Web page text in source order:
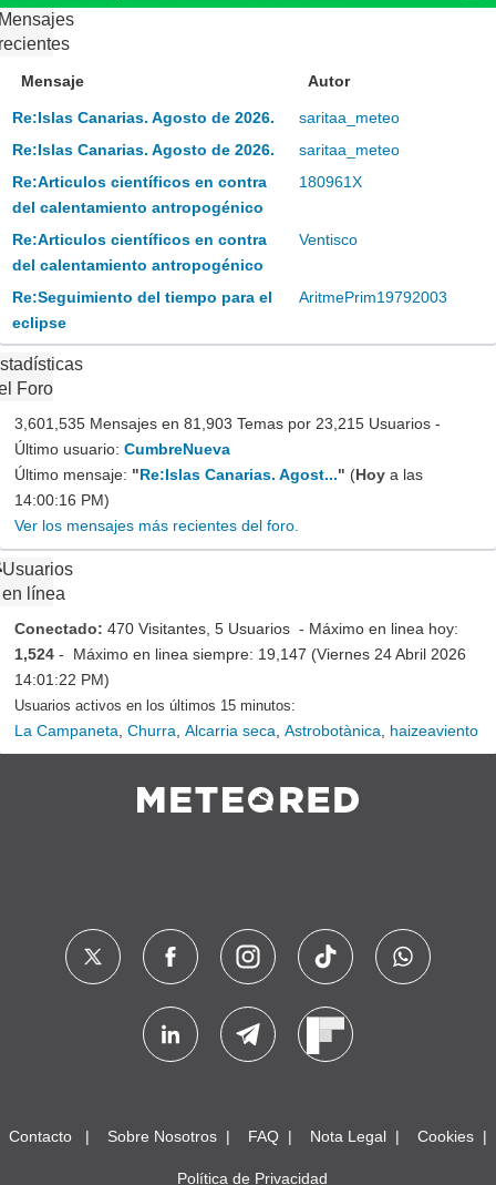
Mensaje Autor
Re:Islas Canarias. Agosto de 2026.
saritaa_meteo
Re:Islas Canarias. Agosto de 2026.
saritaa_meteo
Re:Articulos científicos en contra
del calentamiento antropogénico
180961X
Re:Articulos científicos en contra
del calentamiento antropogénico
Ventisco
Re:Seguimiento del tiempo para el
eclipse
AritmePrim19792003
Foro
3,601,535 Mensajes en 81,903 Temas por 23,215 Usuarios -
Último usuario: CumbreNueva
Último mensaje: "Re:Islas Canarias. Agost..." (Hoy a las
14:00:16 PM)
Ver los mensajes más recientes del foro.
Usuarios
en línea
Conectado: 470 Visitantes, 5 Usuarios - Máximo en linea hoy:
1,524 - Máximo en linea siempre: 19,147 (Viernes 24 Abril 2026
14:01:22 PM)
Usuarios activos en los últimos 15 minutos:
La Campaneta Churra Alcarria seca Astrobotànica haizeaviento
Contacto Sobre Nosotros FAQ Nota Legal Cookies
Política de Privacidad